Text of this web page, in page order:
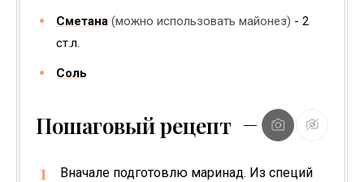
Сметана (можно использовать майонез)
2
ст.л.
Соль
Пошаговый рецепт
Вначале подготовлю маринад. Из специй